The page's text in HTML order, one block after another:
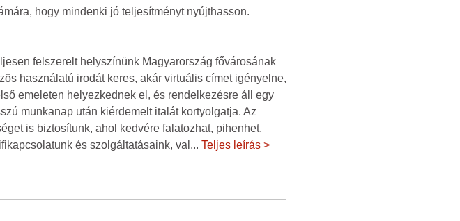
hogy mindenki jó teljesítményt nyújthasson.
felszerelt helyszínünk Magyarország fővárosának
használatú irodát keres, akár virtuális címet igényelne,
emeleten helyezkednek el, és rendelkezésre áll egy
munkanap után kiérdemelt italát kortyolgatja. Az
is biztosítunk, ahol kedvére falatozhat, pihenhet,
és szolgáltatásaink, val ... Teljes leírás >